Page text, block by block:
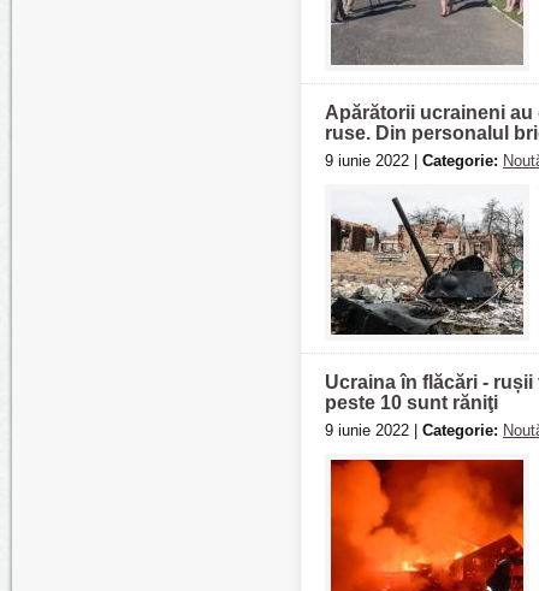
Apărătorii ucraineni au
ruse. Din personalul
9 iunie 2022 | Categorie:
Ucraina în flăcări -
peste 10 sunt răniţi
9 iunie 2022 | Categorie: